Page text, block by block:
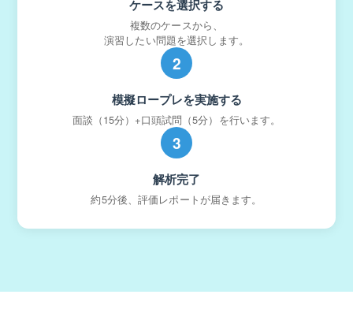
ケースを選択する
複数のケースから、
演習したい問題を選択します。
2
模擬ロープレを実施する
面談（15分）+口頭試問（5分）を行います。
3
解析完了
約5分後、評価レポートが届きます。